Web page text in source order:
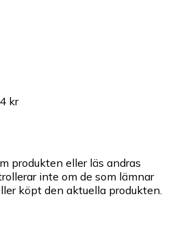
kr
produkten eller läs andras
inte om de som lämnar
köpt den aktuella produkten.